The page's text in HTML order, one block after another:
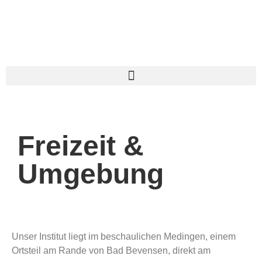
Freizeit &
Umgebung
Unser Institut liegt im beschaulichen Medingen, einem
Ortsteil am Rande von Bad Bevensen, direkt am